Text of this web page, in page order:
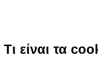
Τι είναι τα